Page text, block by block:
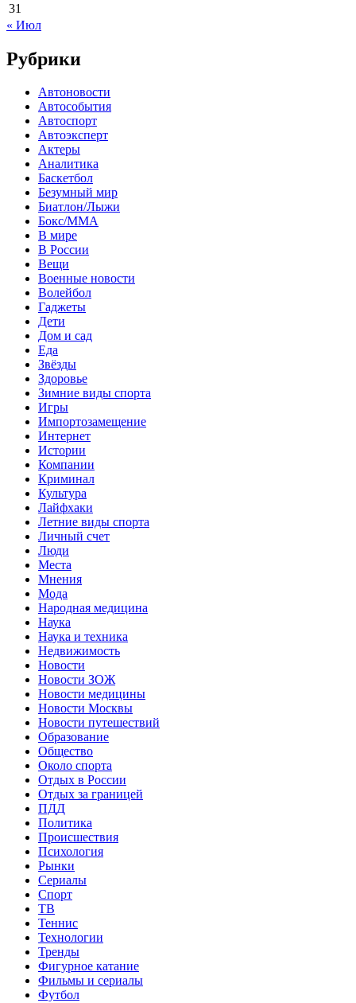
31
« Июл
Рубрики
Автоновости
Автособытия
Автоспорт
Автоэксперт
Актеры
Аналитика
Баскетбол
Безумный мир
Биатлон/Лыжи
Бокс/MMA
В мире
В России
Вещи
Военные новости
Волейбол
Гаджеты
Дети
Дом и сад
Еда
Звёзды
Здоровье
Зимние виды спорта
Игры
Импортозамещение
Интернет
Истории
Компании
Криминал
Культура
Лайфхаки
Летние виды спорта
Личный счет
Люди
Места
Мнения
Мода
Народная медицина
Наука
Наука и техника
Недвижимость
Новости
Новости ЗОЖ
Новости медицины
Новости Москвы
Новости путешествий
Образование
Общество
Около спорта
Отдых в России
Отдых за границей
ПДД
Политика
Происшествия
Психология
Рынки
Сериалы
Спорт
ТВ
Теннис
Технологии
Тренды
Фигурное катание
Фильмы и сериалы
Футбол